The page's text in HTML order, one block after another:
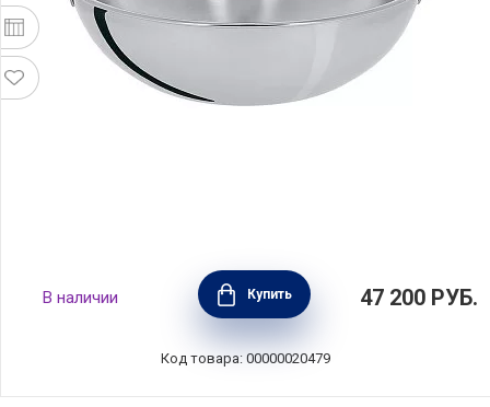
Вок из нержавеющей стали, объем 3,9 л
диаметр 28 см, цвет стальной, Cristel,
Франция, WOKT28Q
В наличии Купить 47 200 РУБ.
Код товара: 00000020479